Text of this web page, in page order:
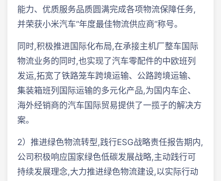
能力、优质服务品质圆满完成各项物流保障任务,
并荣获小米汽车“年度最佳物流供应商”称号。
同时,积极推进国际化布局,在承接主机厂整车国际
物流业务的同时,也实现了汽车零配件的中欧班列
发运,拓宽了铁路笼车跨境运输、公路跨境运输、
集装箱班列国际运输的多元化产品,为国内车企、
海外经销商的汽车国际贸易提供了一揽子的解决方
案。
2）推进绿色物流转型,践行ESG战略责任报告期内,
公司积极响应国家绿色低碳发展战略,主动践行可
持续发展理念,大力推进绿色物流建设,以实际行动